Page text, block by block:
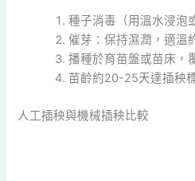
種子消毒（用溫水浸泡
催芽：保持濕潤，適溫
播種於育苗盤或苗床，
苗齡約20-25天達插秧
人工插秧與機械插秧比較